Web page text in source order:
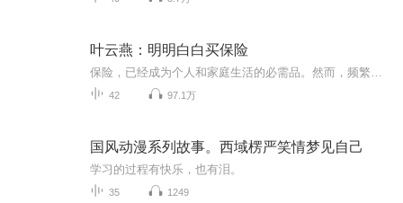
叶云燕：明明白白买保险
42 97.1万
国风动漫系列故事。西域楞严笑情梦见自己
学习的过程有快乐，也有泪。
35 1249